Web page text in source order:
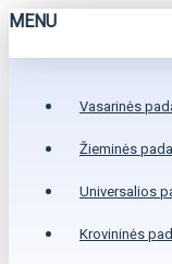
MENU
Vasarinės
Žieminės
Universalios
Krovininės